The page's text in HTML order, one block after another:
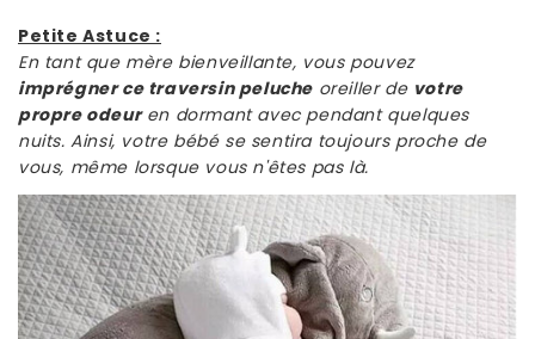
Petite Astuce :
En tant que mère bienveillante, vous pouvez
imprégner ce traversin peluche oreiller de votre
propre odeuren dormant avec pendant quelques
nuits. Ainsi, votre bébé se sentira toujours proche de
vous, même lorsque vous n'êtes pas là.